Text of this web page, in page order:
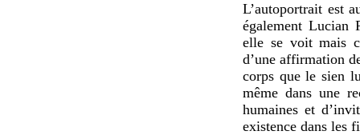
L’autoportrait est
également Lucian
elle se voit mais
d’une affirmation
corps que le sien
même dans une
humaines et
existence dans les